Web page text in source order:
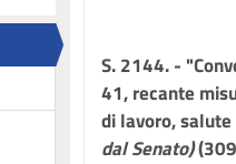
S. 2144. -
41, recante
di lavoro,
dal Senato)